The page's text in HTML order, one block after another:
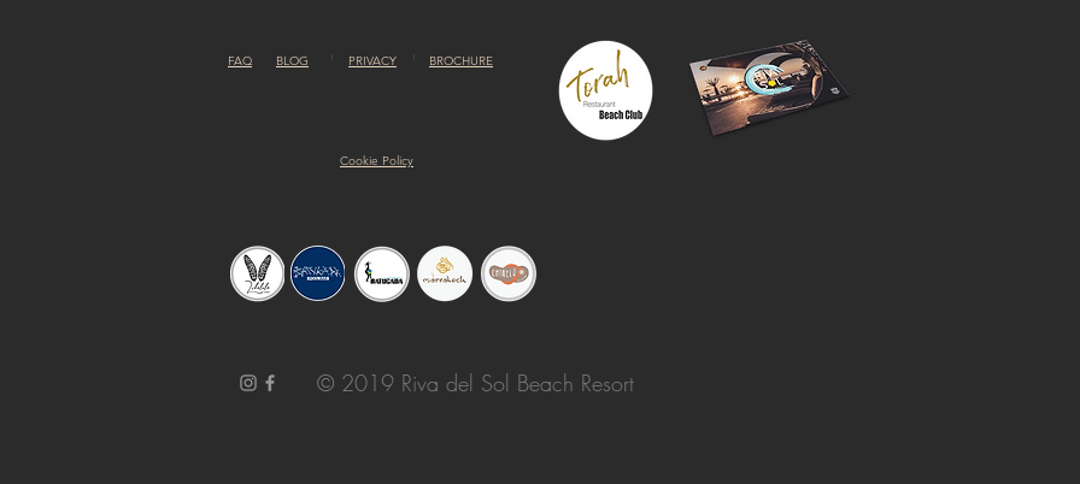
FAQ BLOG PRIVACY BROCHURE
Cookie Policy
© 2019 Riva del Sol Beach Resort